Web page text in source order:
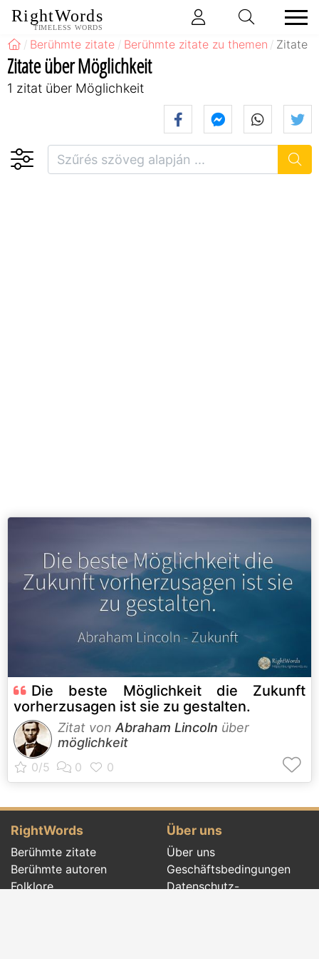
RightWords
TIMELESS WORDS
Berühmte zitate Berühmte zitate zu themen Zitate
Zitate über Möglichkeit
1 zitat über Möglichkeit
Die beste Möglichkeit die Zukunft
vorherzusagen ist sie zu gestalten.
Zitat von Abraham Lincoln über
möglichkeit
RightWords
Berühmte zitate
Berühmte autoren
Folklore
Über uns
Über uns
Geschäftsbedingungen
Datenschutz-